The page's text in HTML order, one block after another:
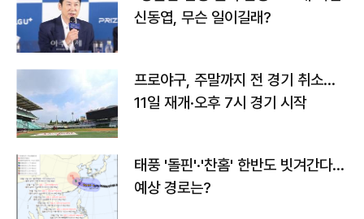
신동엽, 무슨 일이길래?
프로야구, 주말까지 전 경기 취소…
11일 재개·오후 7시 경기 시작
태풍 '돌핀'·'찬홈' 한반도 빗겨간다…
예상 경로는?